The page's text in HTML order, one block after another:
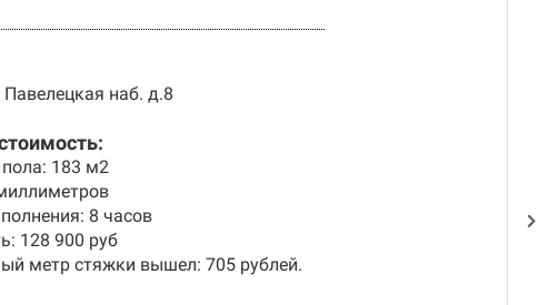
наб. д.8
183 м2
8 часов
128 900 руб
метр стяжки вышел: 705 рублей.